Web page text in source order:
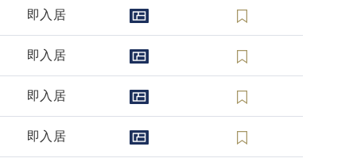
即入居
即入居
即入居
即入居